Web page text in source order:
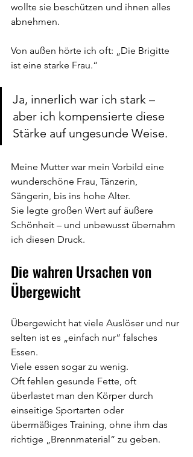
wollte sie beschützen und ihnen alles
abnehmen.
Von außen hörte ich oft: „Die Brigitte
ist eine starke Frau.“
Ja, innerlich war ich stark –
aber ich kompensierte diese
Stärke auf ungesunde Weise.
Meine Mutter war mein Vorbild eine
wunderschöne Frau, Tänzerin,
Sängerin, bis ins hohe Alter.
Sie legte großen Wert auf äußere
Schönheit – und unbewusst übernahm
ich diesen Druck.
Die wahren Ursachen von
Übergewicht
Übergewicht hat viele Auslöser und nur
selten ist es „einfach nur“ falsches
Essen.
Viele essen sogar zu wenig.
Oft fehlen gesunde Fette, oft
überlastet man den Körper durch
einseitige Sportarten oder
übermäßiges Training, ohne ihm das
richtige „Brennmaterial“ zu geben.